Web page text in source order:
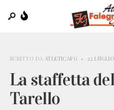
SCRITTO DA ATLETICAFG • 22
La staffetta
Tarello